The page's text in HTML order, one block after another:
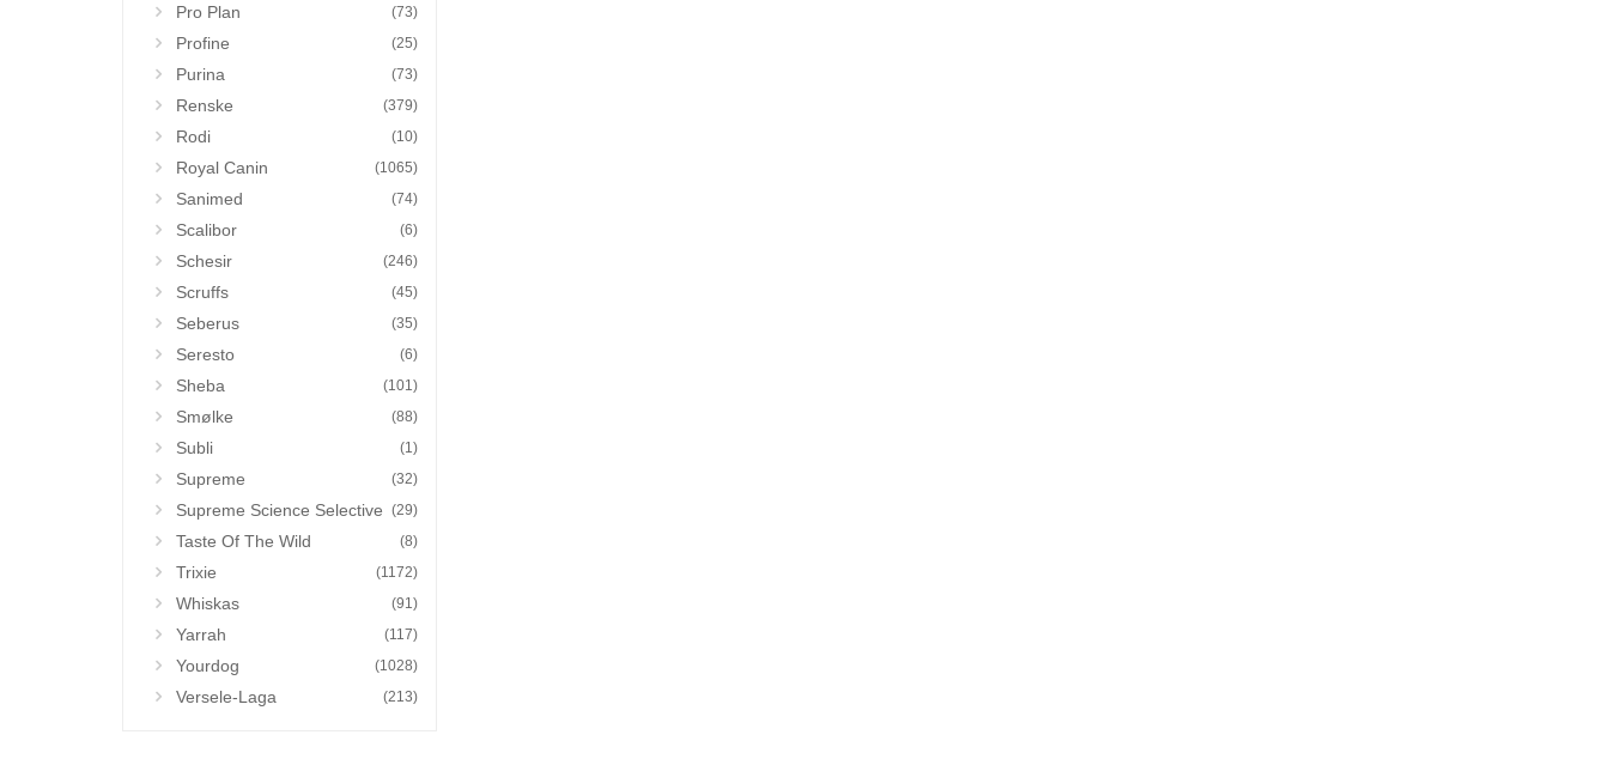
Pro Plan (73)
Profine (25)
Purina (73)
Renske (379)
Rodi (10)
Royal Canin (1065)
Sanimed (74)
Scalibor (6)
Schesir (246)
Scruffs (45)
Seberus (35)
Seresto (6)
Sheba (101)
Smølke (88)
Subli (1)
Supreme (32)
Supreme Science Selective (29)
Taste Of The Wild (8)
Trixie (1172)
Whiskas (91)
Yarrah (117)
Yourdog (1028)
Versele-Laga (213)